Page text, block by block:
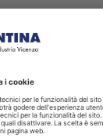
dentale.